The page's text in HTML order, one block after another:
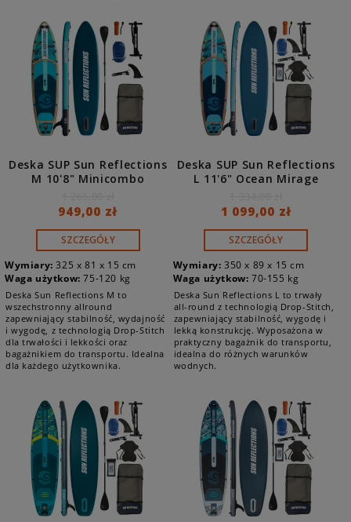
Deska SUP Sun Reflections
M 10'8" Minicombo
949,00 zł
SZCZEGÓŁY
Wymiary: 325 x 81 x 15 cm
Waga użytkow: 75-120 kg
Deska Sun Reflections M to
wszechstronny allround
zapewniający stabilność, wydajność
i wygodę, z technologią Drop-Stitch
dla trwałości i lekkości oraz
bagażnikiem do transportu. Idealna
dla każdego użytkownika.
Deska SUP Sun Reflections
L 11'6" Ocean Mirage
1 099,00 zł
SZCZEGÓŁY
Wymiary: 350 x 89 x 15 cm
Waga użytkow: 70-155 kg
Deska Sun Reflections L to trwały
all-round z technologią Drop-Stitch,
zapewniający stabilność, wygodę i
lekką konstrukcję. Wyposażona w
praktyczny bagażnik do transportu,
idealna do różnych warunków
wodnych.